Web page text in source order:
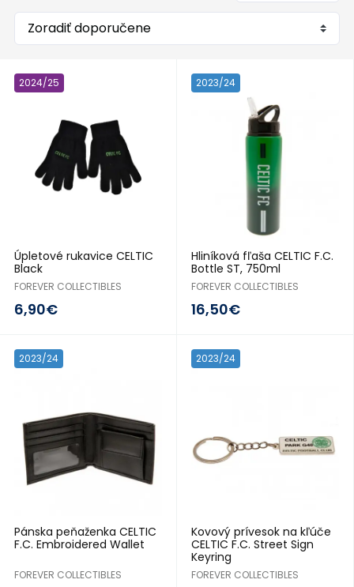
2024/25
Úpletové rukavice CELTIC
Black
FOREVER COLLECTIBLES
6,90€
2023/24
Hliníková fľaša CELTIC F.C.
Bottle ST, 750ml
FOREVER COLLECTIBLES
16,50€
2023/24
Pánska peňaženka CELTIC
F.C. Embroidered Wallet
FOREVER COLLECTIBLES
2023/24
Kovový prívesok na kľúče
CELTIC F.C. Street Sign
Keyring
FOREVER COLLECTIBLES